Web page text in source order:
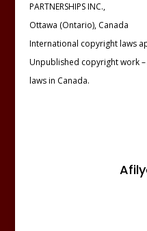
PARTNERSHIPS INC.,
Ottawa (Ontario), Canada
International copyright laws
Unpublished copyright work
laws in Canada.